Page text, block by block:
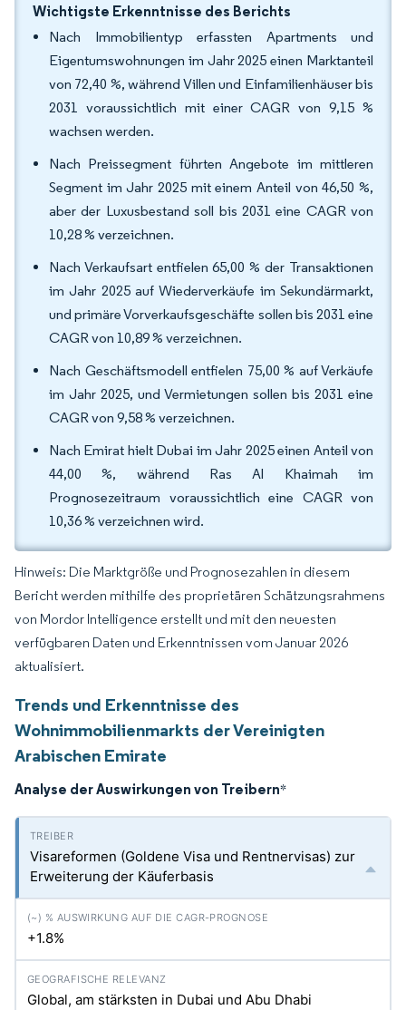
Wichtigste Erkenntnisse des Berichts
Nach Immobilientyp erfassten Apartments und
Eigentumswohnungen im Jahr 2025 einen Marktanteil
von 72,40 %, während Villen und Einfamilienhäuser bis
2031 voraussichtlich mit einer CAGR von 9,15 %
wachsen werden.
Nach Preissegment führten Angebote im mittleren
Segment im Jahr 2025 mit einem Anteil von 46,50 %,
aber der Luxusbestand soll bis 2031 eine CAGR von
10,28 % verzeichnen.
Nach Verkaufsart entfielen 65,00 % der Transaktionen
im Jahr 2025 auf Wiederverkäufe im Sekundärmarkt,
und primäre Vorverkaufsgeschäfte sollen bis 2031 eine
CAGR von 10,89 % verzeichnen.
Nach Geschäftsmodell entfielen 75,00 % auf Verkäufe
im Jahr 2025, und Vermietungen sollen bis 2031 eine
CAGR von 9,58 % verzeichnen.
Nach Emirat hielt Dubai im Jahr 2025 einen Anteil von
44,00 %, während Ras Al Khaimah im
Prognosezeitraum voraussichtlich eine CAGR von
10,36 % verzeichnen wird.
Hinweis: Die Marktgröße und Prognosezahlen in diesem
Bericht werden mithilfe des proprietären Schätzungsrahmens
von Mordor Intelligence erstellt und mit den neuesten
verfügbaren Daten und Erkenntnissen vom Januar 2026
aktualisiert.
Trends und Erkenntnisse des
Wohnimmobilienmarkts der Vereinigten
Arabischen Emirate
Analyse der Auswirkungen von Treibern*
Visareformen (Goldene Visa und Rentnervisas) zur
Erweiterung der Käuferbasis
+1.8%
Global, am stärksten in Dubai und Abu Dhabi